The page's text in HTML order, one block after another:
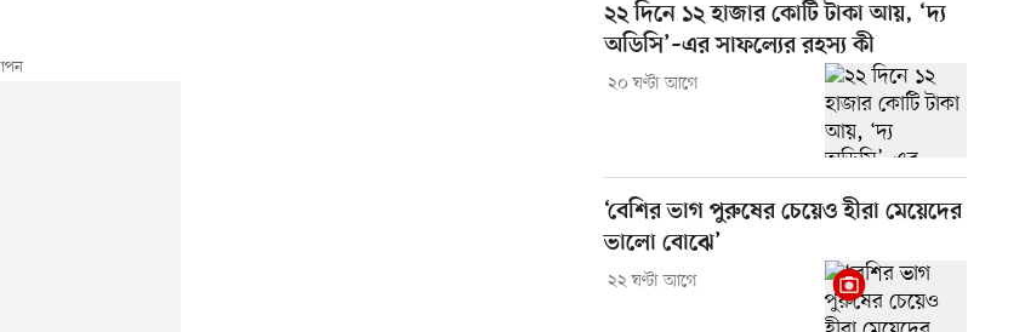
২২ দিনে ১২ হাজার কোটি টাকা আয়, ‘দ্য
অডিসি’–এর সাফল্যের রহস্য কী
২০ ঘণ্টা আগে
‘বেশির ভাগ পুরুষের চেয়েও হীরা মেয়েদের
ভালো বোঝে’
২২ ঘণ্টা আগে